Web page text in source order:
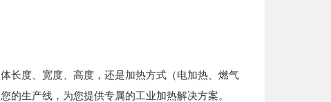
长度、宽度、高度，还是加热方式（电加热、燃气
的生产线，为您提供专属的工业加热解决方案。